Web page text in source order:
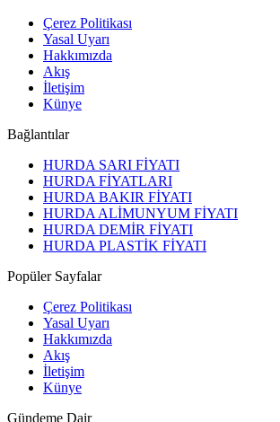
Çerez Politikası
Yasal Uyarı
Hakkımızda
Akış
İletişim
Künye
Bağlantılar
HURDA SARI FİYATI
HURDA FİYATLARI
HURDA BAKIR FİYATI
HURDA ALİMUNYUM FİYATI
HURDA DEMİR FİYATI
HURDA PLASTİK FİYATI
Popüler Sayfalar
Çerez Politikası
Yasal Uyarı
Hakkımızda
Akış
İletişim
Künye
Gündeme Dair